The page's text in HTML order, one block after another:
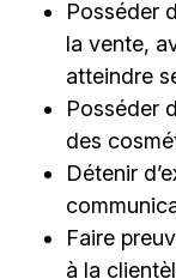
Posséder
la vente,
atteindre
Posséder
des
Détenir
Faire
à la